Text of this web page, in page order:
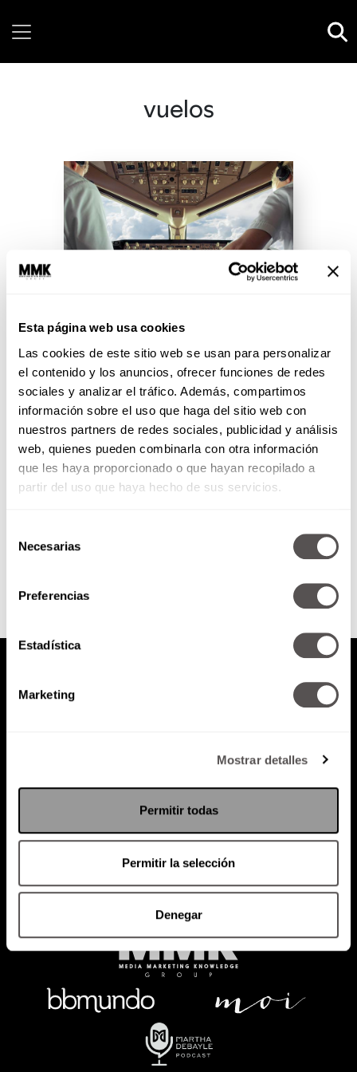
Esta página web usa cookies
Las cookies de este sitio web se usan para personalizar
el contenido y los anuncios, ofrecer funciones de redes
sociales y analizar el tráfico. Además, compartimos
información sobre el uso que haga del sitio web con
nuestros partners de redes sociales, publicidad y análisis
web, quienes pueden combinarla con otra información
que les haya proporcionado o que hayan recopilado a
partir del uso que haya hecho de sus servicios.
Necesarias
Preferencias
Estadística
Marketing
Mostrar detalles
Permitir todas
Permitir la selección
Denegar
vuelos
Bienvenidos a bordo: pilotos en
cabina
Invité a los pilotos Lizette Lara y
José Suárez para que nos
enseñen a perder el miedo a
volar y...
Política de Privacidad
PODCAST RADIO MARTHA EVENTOS
SACA TU ID